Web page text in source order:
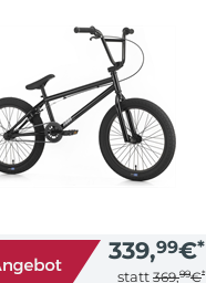
339,99€*
statt 369,99€*